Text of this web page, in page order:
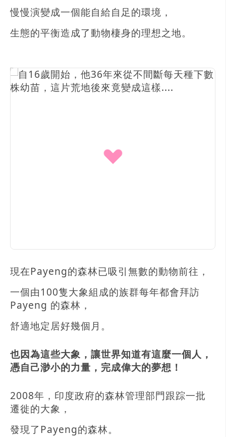
慢慢演變成一個能自給自足的環境，
生態的平衡造成了動物棲身的理想之地。
現在Payeng的森林已吸引無數的動物前往，
一個由1​​00隻大象組成的族群每年都會拜訪
Payeng 的森林，
舒適地定居好幾個月。
也因為這些大象，讓世界知道有這麼一個人，
憑自己渺小的力量，完成偉大的夢想！
2008年，印度政府的森林管理部門跟踪一批
遷徙的大象，
發現了Payeng的森林。